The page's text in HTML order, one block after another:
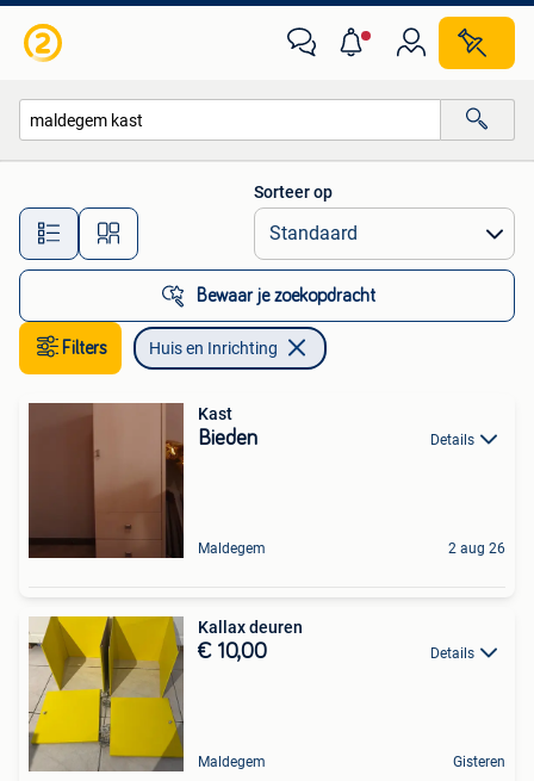
Alle afstanden…
Sorteer op
Bewaar je zoekopdracht
Filters Huis en Inrichting
Kast
Bieden Details
Maldegem 2 aug 26
Kallax deuren
€ 10,00 Details
Maldegem Gisteren